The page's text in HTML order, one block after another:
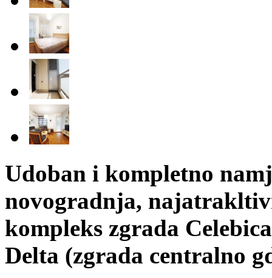
Udoban i kompletno
novogradnja,
kompleks zgrada
Delta (zgrada centralno